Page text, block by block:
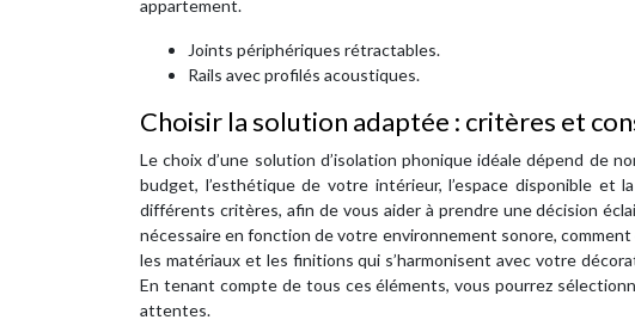
appartement.
Joints périphériques rétractables.
Rails avec profilés acoustiques.
Choisir la solution adaptée : critères et
Le choix d’une solution d’isolation phonique idéale dépend de
budget, l’esthétique de votre intérieur, l’espace disponible et
différents critères, afin de vous aider à prendre une décision
nécessaire en fonction de votre environnement sonore,
les matériaux et les finitions qui s’harmonisent avec votre
En tenant compte de tous ces éléments, vous pourrez
attentes.